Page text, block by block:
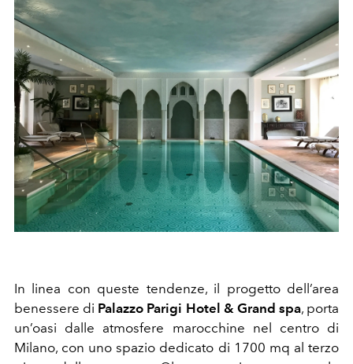
In linea con queste tendenze, il progetto dell’area
benessere di Palazzo Parigi Hotel & Grand spa, porta
un’oasi dalle atmosfere marocchine nel centro di
Milano, con uno spazio dedicato di 1700 mq al terzo